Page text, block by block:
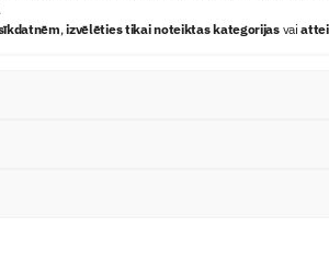
,izvēlēties tikai noteiktas kategorijasvai